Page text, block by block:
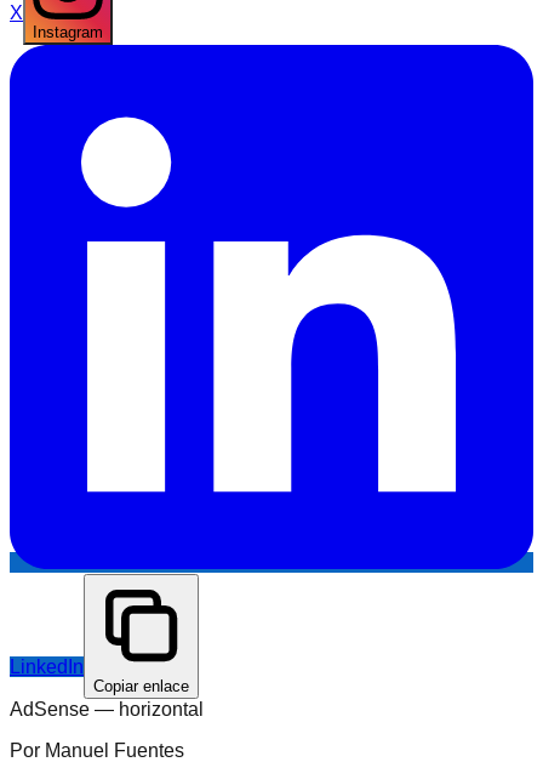
X
Instagram
LinkedIn
Copiar enlace
AdSense — horizontal
Por Manuel Fuentes